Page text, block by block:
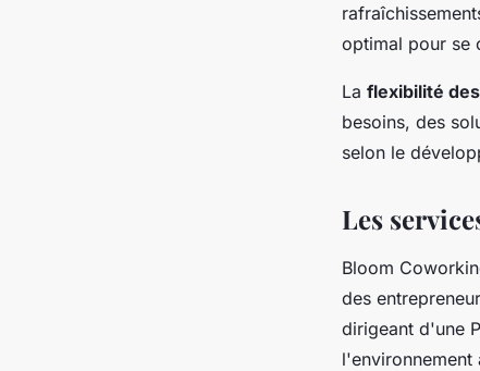
optimal pour se
La flexibilité
besoins, des
selon le
Les
Bloom
des
dirigeant d'une